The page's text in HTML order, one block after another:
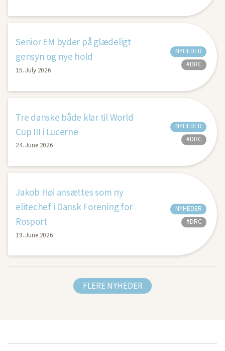
Senior EM byder på glædeligt
gensyn og nye hold
15. July 2026
NYHEDER
#DRC
Tre danske både klar til World
Cup III i Lucerne
24. June 2026
NYHEDER
#DRC
Jakob Høi ansættes som ny
elitechef i Dansk Forening for
Rosport
19. June 2026
NYHEDER
#DRC
FLERE NYHEDER